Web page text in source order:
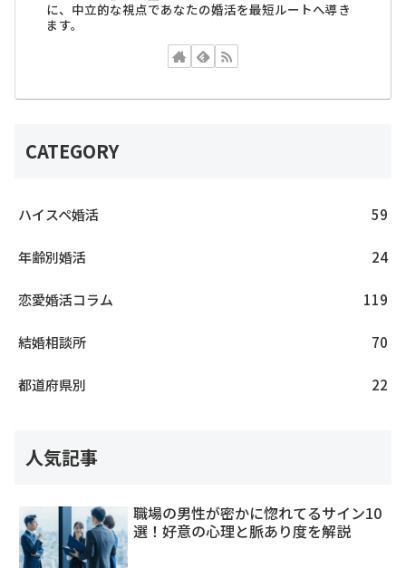
に、中立的な視点であなたの婚活を最短ルートへ導き
ます。
CATEGORY
ハイスペ婚活 59
年齢別婚活 24
恋愛婚活コラム 119
結婚相談所 70
都道府県別 22
人気記事
職場の男性が密かに惚れてるサイン10
選！好意の心理と脈あり度を解説